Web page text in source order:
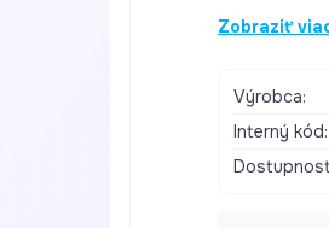
fázový, 400V Parametry
položky
max.proud 20A
Zobraziť
Výrobca:
Interný kód: